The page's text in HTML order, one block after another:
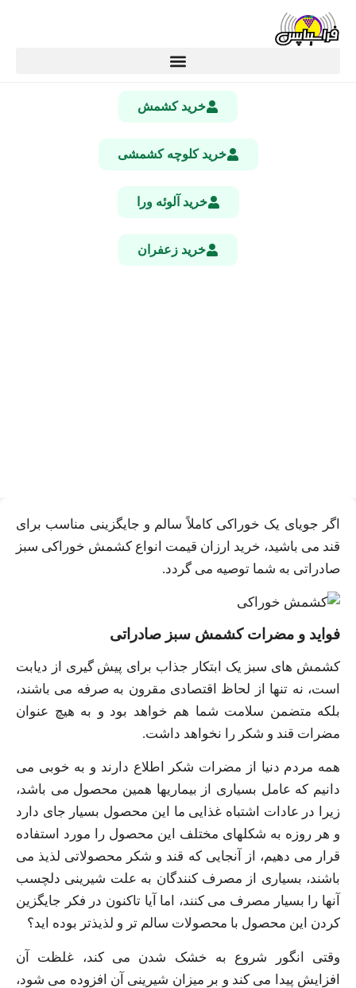
خرید کشمش
خرید کلوچه کشمشی
خرید آلوئه ورا
خرید زعفران
اگر جویای یک خوراکی کاملاً سالم و جایگزینی مناسب برای
قند می باشید، خرید ارزان قیمت انواع کشمش خوراکی سبز
صادراتی به شما توصیه می گردد.
فواید و مضرات کشمش سبز صادراتی
کشمش های سبز یک ابتکار جذاب برای پیش گیری از دیابت
است، نه تنها از لحاظ اقتصادی مقرون به صرفه می باشند،
بلکه متضمن سلامت شما هم خواهد بود و به هیچ عنوان
مضرات قند و شکر را نخواهد داشت.
همه مردم دنیا از مضرات شکر اطلاع دارند و به خوبی می‌
دانیم که عامل بسیاری از بیماریها همین محصول می باشد،
زیرا در عادات اشتباه غذایی ما این محصول بسیار جای دارد
و هر روزه به شکلهای مختلف این محصول را مورد استفاده
قرار می دهیم، از آنجایی که قند و شکر محصولاتی لذیذ می
باشند، بسیاری از مصرف کنندگان به علت شیرینی دلچسب
آنها را بسیار مصرف می کنند، اما آیا تاکنون در فکر جایگزین
کردن این محصول با محصولات سالم تر و لذیذتر بوده اید؟
وقتی انگور شروع به خشک شدن می کند، غلظت آن
افزایش پیدا می‌ کند و بر میزان شیرینی آن افزوده می‌ شود،